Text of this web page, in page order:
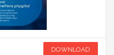
DOWNLOAD